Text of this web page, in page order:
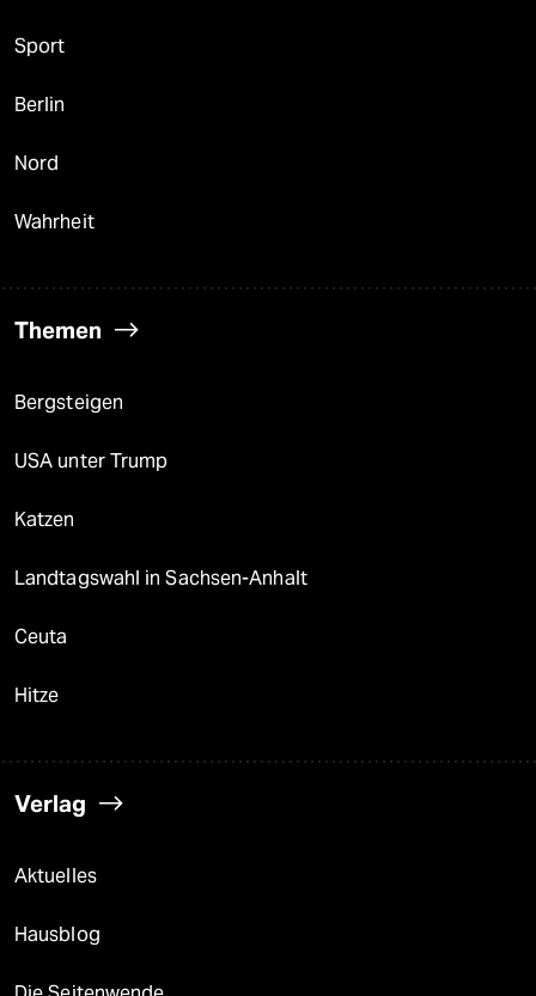
Sport
Berlin
Nord
Wahrheit
Themen
Bergsteigen
USA unter Trump
Katzen
Landtagswahl in Sachsen-Anhalt
Ceuta
Hitze
Verlag
Aktuelles
Hausblog